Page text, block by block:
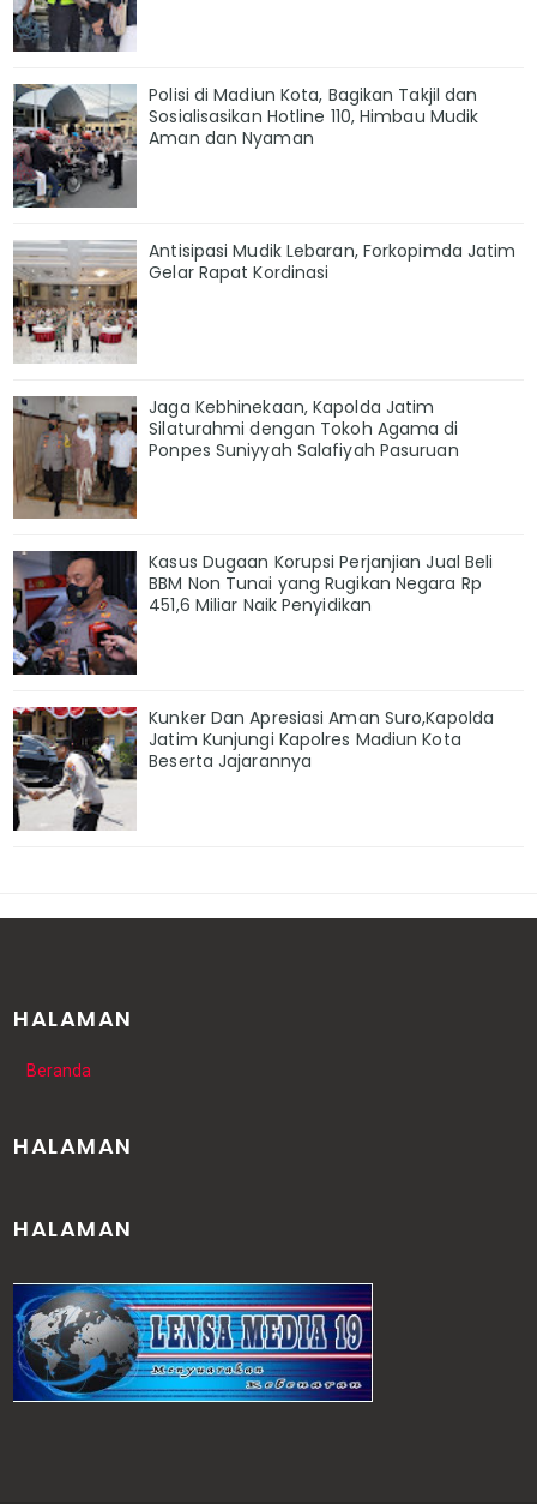
Polisi di Madiun Kota, Bagikan Takjil dan
Sosialisasikan Hotline 110, Himbau Mudik
Aman dan Nyaman
Antisipasi Mudik Lebaran, Forkopimda Jatim
Gelar Rapat Kordinasi
Jaga Kebhinekaan, Kapolda Jatim
Silaturahmi dengan Tokoh Agama di
Ponpes Suniyyah Salafiyah Pasuruan
Kasus Dugaan Korupsi Perjanjian Jual Beli
BBM Non Tunai yang Rugikan Negara Rp
451,6 Miliar Naik Penyidikan
Kunker Dan Apresiasi Aman Suro,Kapolda
Jatim Kunjungi Kapolres Madiun Kota
Beserta Jajarannya
HALAMAN
Beranda
HALAMAN
HALAMAN